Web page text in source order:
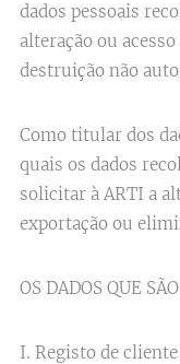
dados pessoais
alteração ou
destruição não
Como titular dos
quais os dados
solicitar à ARTI a
exportação ou
OS DADOS QUE
I. Registo de